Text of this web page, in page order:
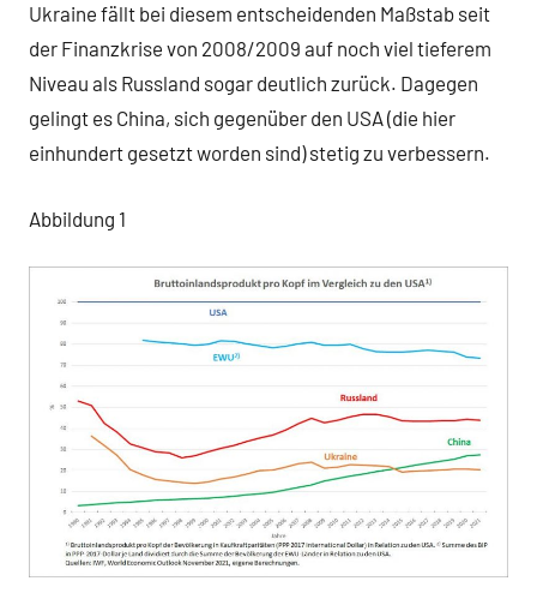
Ukraine fällt bei diesem entscheidenden Maßstab seit
der Finanzkrise von 2008/2009 auf noch viel tieferem
Niveau als Russland sogar deutlich zurück. Dagegen
gelingt es China, sich gegenüber den USA (die hier
einhundert gesetzt worden sind) stetig zu verbessern.
Abbildung 1